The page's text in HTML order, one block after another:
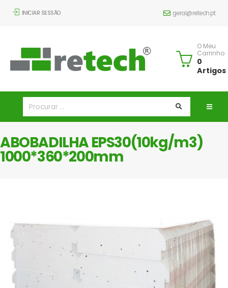
INICIAR SESSÃO geral@retech.pt
O Meu
Carrinho
0
Artigos
ABOBADILHA EPS30(10kg/m3)
1000*360*200mm